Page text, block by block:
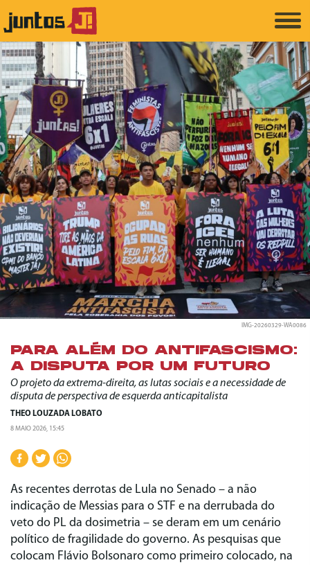
IMG-20260329-WA0086
PARA ALÉM DO ANTIFASCISMO:
A DISPUTA POR UM FUTURO
O projeto da extrema-direita, as lutas sociais e a necessidade de
disputa de perspectiva de esquerda anticapitalista
THEO LOUZADA LOBATO
8 MAIO 2026, 15:45
As recentes derrotas de Lula no Senado – a não
indicação de Messias para o STF e na derrubada do
veto do PL da dosimetria – se deram em um cenário
político de fragilidade do governo. As pesquisas que
colocam Flávio Bolsonaro como primeiro colocado, na